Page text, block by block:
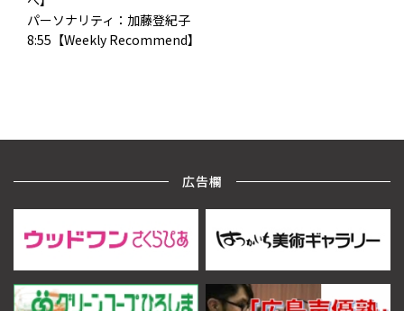
パーソナリティ：加藤登紀子
8:55【Weekly Recommend】
広告欄